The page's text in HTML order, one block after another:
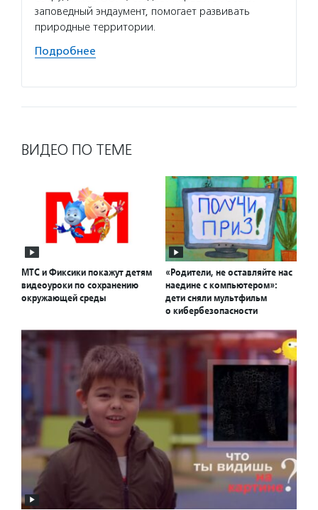
заповедный эндаумент, помогает развивать
природные территории.
Подробнее
ВИДЕО ПО ТЕМЕ
МТС и Фиксики покажут детям
видеоуроки по сохранению
окружающей среды
«Родители, не оставляйте нас
наедине с компьютером»:
дети сняли мультфильм
о кибербезопасности